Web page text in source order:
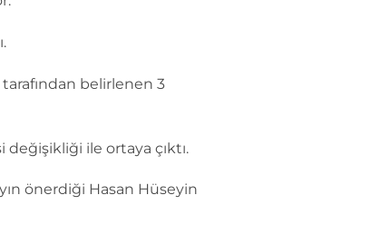
belirlenen 3
ile ortaya çıktı.
önerdiği Hasan Hüseyin